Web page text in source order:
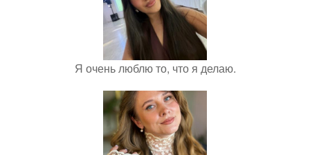
Я очень люблю то, что я делаю.